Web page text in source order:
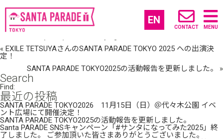
EN
CONTACT MENU
Santa PARADE SNSキャンペーン「#サンタ
になってみた2025」終了しました。 ご参加
頂いた皆さまありがとうございました。
« EXILE TETSUYAさんのSANTA PARADE TOKYO 2025 への出演決
定！
SANTA PARADE TOKYO2025の活動報告を更新しました。
»
Search
Find:
最近の投稿
SANTA PARADE TOKYO2026 11月15日（日）＠代々木公園 イベ
ント広場にて開催決定！
SANTA PARADE TOKYO2025の活動報告を更新しました。
Santa PARADE SNSキャンペーン「#サンタになってみた2025」終
了しました。 ご参加頂いた皆さまありがとうございました。